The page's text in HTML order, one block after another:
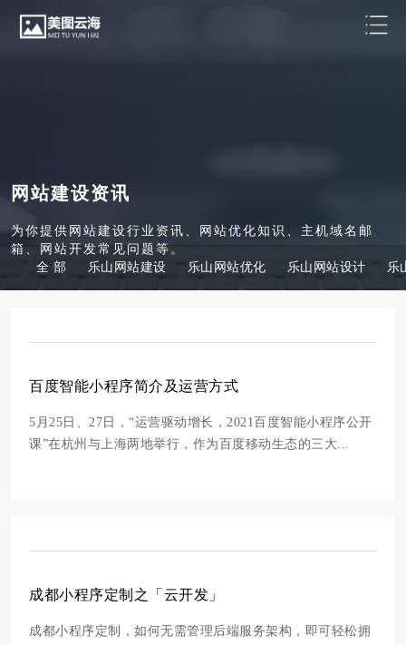
网站建设资讯
为你提供网站建设行业资讯、网站优化知识、主机域名邮
箱、网站开发常见问题等。
全 部
乐山网站建设 乐山网站优化 乐山网站设计 乐
百度智能小程序简介及运营方式
5月25日、27日，“运营驱动增长，2021百度智能小程序公开
课”在杭州与上海两地举行，作为百度移动生态的三大...
成都小程序定制之「云开发」
成都小程序定制，如何无需管理后端服务架构，即可轻松拥